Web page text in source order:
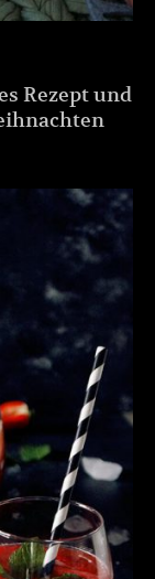
Rezept und